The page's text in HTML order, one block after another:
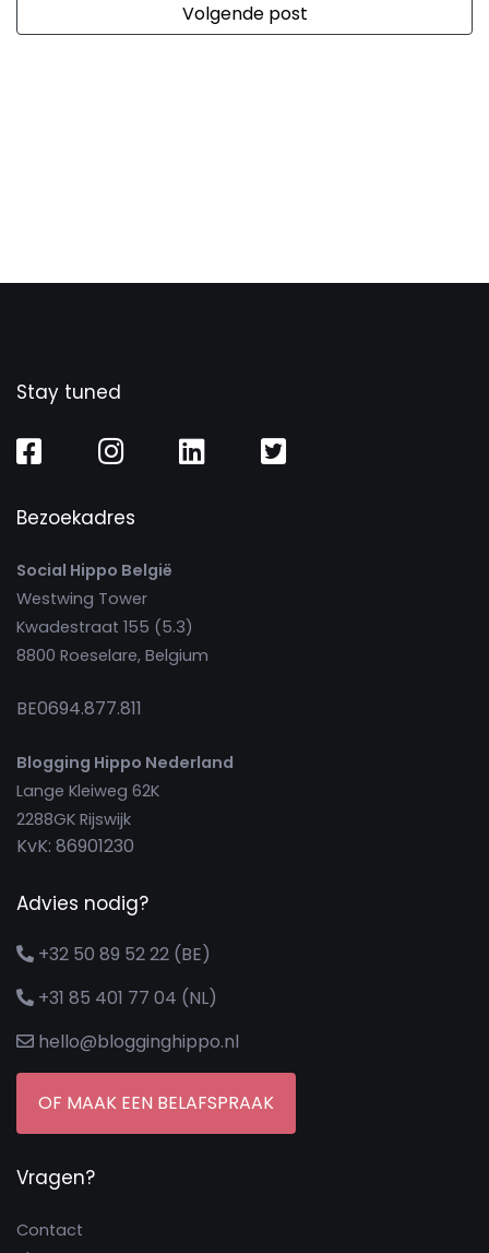
Volgende post
Stay tuned
Bezoekadres
Social Hippo België
Westwing Tower
Kwadestraat 155 (5.3)
8800 Roeselare, Belgium
BE0694.877.811
Blogging Hippo Nederland
Lange Kleiweg 62K
2288GK Rijswijk
KvK: 86901230
Advies nodig?
+32 50 89 52 22 (BE)
+31 85 401 77 04 (NL)
hello@blogginghippo.nl
OF MAAK EEN BELAFSPRAAK
Vragen?
Contact